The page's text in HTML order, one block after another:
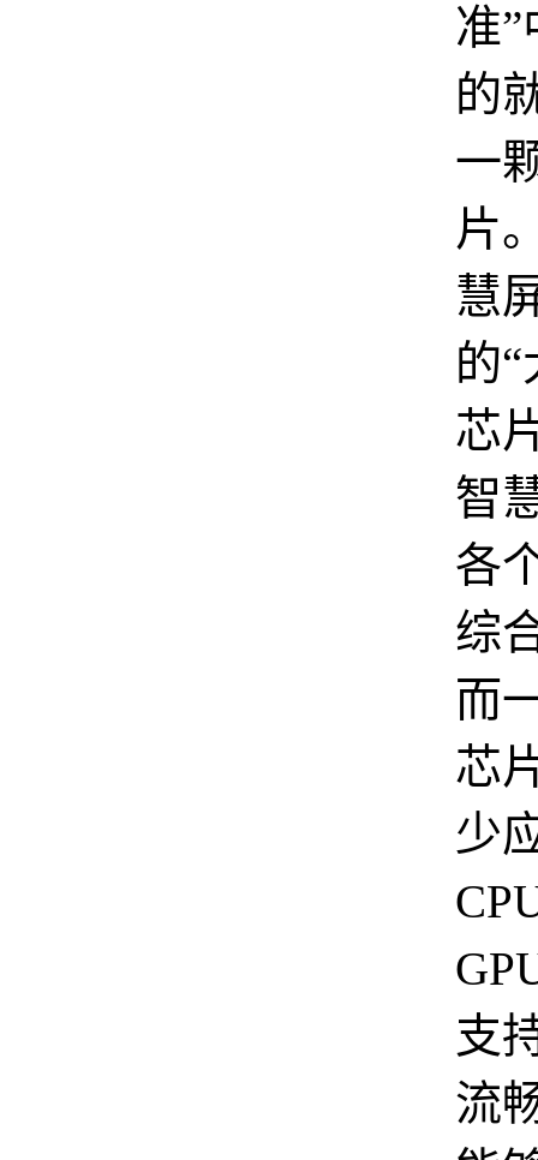
准
的
一
片
慧
的“
芯
智
各
综
而
芯
少
支
流